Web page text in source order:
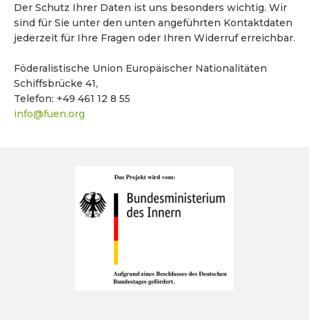
Der Schutz Ihrer Daten ist uns besonders wichtig. Wir
sind für Sie unter den unten angeführten Kontaktdaten
jederzeit für Ihre Fragen oder Ihren Widerruf erreichbar.
Föderalistische Union Europäischer Nationalitäten
Schiffsbrücke 41,
Telefon: +49 461 12 8 55
info@fuen.org